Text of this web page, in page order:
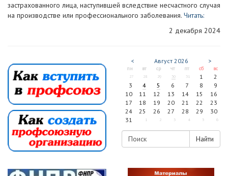
застрахованного лица, наступившей вследствие несчастного случая
на производстве или профессионального заболевания. Читать:
2 декабря 2024
< Август 2026 >
пн вт ср чт пт сб вс
27 28 29 30 31 1
2
3
4 5 6 7 8
9
10
11 12 13 14 15
16
17
18 19 20 21 22
23
24
25 26 27 28 29
30
31
1 2 3 4 5 6
Найти